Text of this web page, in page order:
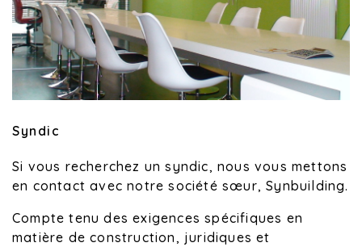
Syndic
Si vous recherchez un syndic, nous vous mettons
en contact avec notre société sœur, Synbuilding.
Compte tenu des exigences spécifiques en
matière de construction, juridiques et